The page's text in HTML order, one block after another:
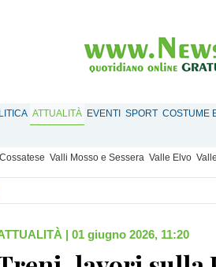
ATTUALITÀ EVENTI SPORT COSTUME
Valli Mosso e Sessera Valle Elvo
| 01 giugno 2026, 11:20